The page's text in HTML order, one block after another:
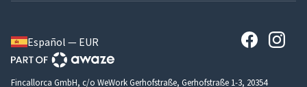
Español — EUR
Fincallorca GmbH, c/o WeWork Gerhofstraße, Gerhofstraße 1-3, 20354